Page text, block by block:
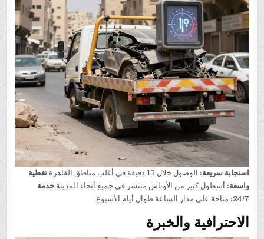
استجابة سريعة: الوصول خلال 15 دقيقة في أغلب مناطق القاهرة.
تغطية
واسعة: أسطول كبير من الأوناش منتشر في جميع أنحاء المدينة.خدمة
24/7: متاحة على مدار الساعة طوال أيام الأسبوع.
الاحترافية والخبرة